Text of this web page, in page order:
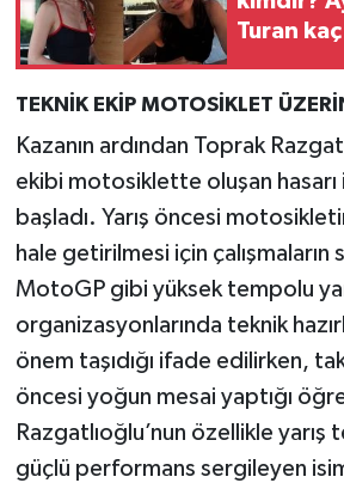
Turan
TEKNİK EKİP MOTOSİKLET
Kazanın ardından Toprak
ekibi motosiklette oluşan hasarı
başladı. Yarış öncesi
hale getirilmesi için
MotoGP gibi yüksek tempolu
organizasyonlarında teknik
önem taşıdığı ifade edilirken,
öncesi yoğun mesai yaptığı
Razgatlıoğlu’nun özellikle yarış
güçlü performans sergileyen